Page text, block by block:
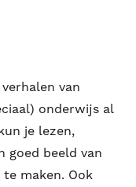
van
onderwijs al
je lezen,
goed beeld van
maken. Ook